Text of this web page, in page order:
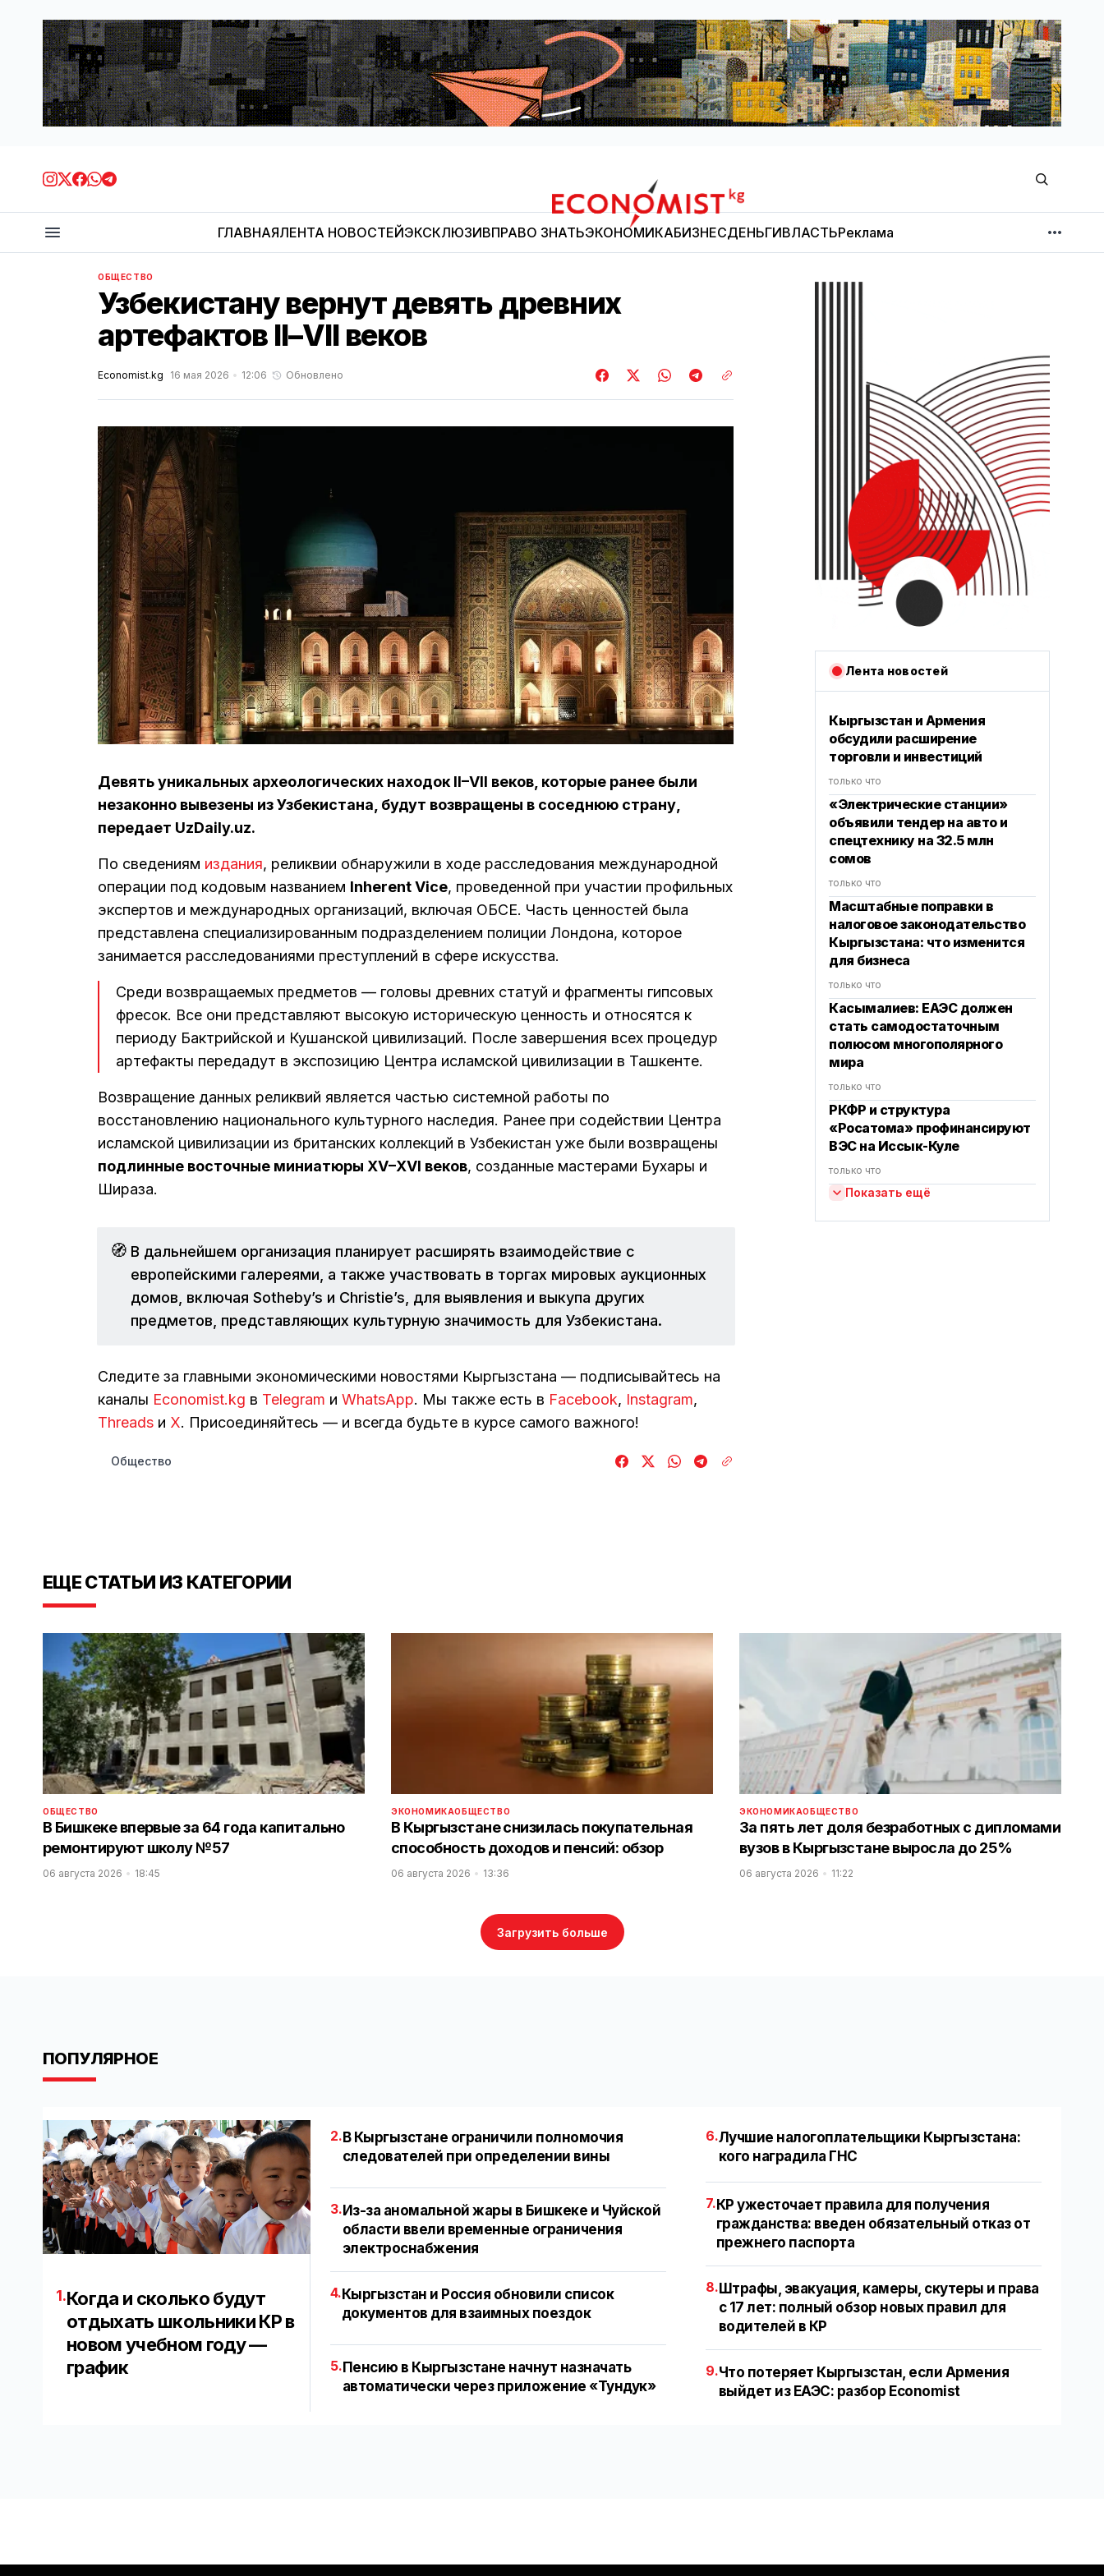
Economist.kg
ГЛАВНАЯЛЕНТА НОВОСТЕЙЭКСКЛЮЗИВПРАВО ЗНАТЬЭКОНОМИКАБИЗНЕСДЕНЬГИВЛАСТЬРеклама
МНЕНИЕ
ОБЩЕСТВО
Узбекистану вернут девять древних
артефактов II–VII веков
Economist.kg 16 мая 2026 12:06 Обновлено
Девять уникальных археологических находок II–VII веков, которые ранее были
незаконно вывезены из Узбекистана, будут возвращены в соседнюю страну,
передает UzDaily.uz.
По сведениям издания, реликвии обнаружили в ходе расследования международной
операции под кодовым названием Inherent Vice, проведенной при участии профильных
экспертов и международных организаций, включая ОБСЕ. Часть ценностей была
представлена специализированным подразделением полиции Лондона, которое
занимается расследованиями преступлений в сфере искусства.
Среди возвращаемых предметов — головы древних статуй и фрагменты гипсовых
фресок. Все они представляют высокую историческую ценность и относятся к
периоду Бактрийской и Кушанской цивилизаций. После завершения всех процедур
артефакты передадут в экспозицию Центра исламской цивилизации в Ташкенте.
Возвращение данных реликвий является частью системной работы по
восстановлению национального культурного наследия. Ранее при содействии Центра
исламской цивилизации из британских коллекций в Узбекистан уже были возвращены
подлинные восточные миниатюры XV–XVI веков, созданные мастерами Бухары и
Шираза.
🧭 В дальнейшем организация планирует расширять взаимодействие с
европейскими галереями, а также участвовать в торгах мировых аукционных
домов, включая Sotheby’s и Christie’s, для выявления и выкупа других
предметов, представляющих культурную значимость для Узбекистана.
Следите за главными экономическими новостями Кыргызстана — подписывайтесь на
каналы Economist.kg в Telegram и WhatsApp. Мы также есть в Facebook, Instagram,
Threads и Х. Присоединяйтесь — и всегда будьте в курсе самого важного!
Общество
Лента новостей
Кыргызстан и Армения
обсудили расширение
торговли и инвестиций
только что
«Электрические станции»
объявили тендер на авто и
спецтехнику на 32.5 млн
сомов
только что
Масштабные поправки в
налоговое законодательство
Кыргызстана: что изменится
для бизнеса
только что
Касымалиев: ЕАЭС должен
стать самодостаточным
полюсом многополярного
мира
только что
РКФР и структура
«Росатома» профинансируют
ВЭС на Иссык-Куле
только что
Показать ещё
ЕЩЕ СТАТЬИ ИЗ КАТЕГОРИИ
ОБЩЕСТВО
В Бишкеке впервые за 64 года капитально
ремонтируют школу №57
06 августа 2026 18:45
ЭКОНОМИКАОБЩЕСТВО
В Кыргызстане снизилась покупательная
способность доходов и пенсий: обзор
06 августа 2026 13:36
ЭКОНОМИКАОБЩЕСТВО
За пять лет доля безработных с дипломами
вузов в Кыргызстане выросла до 25%
06 августа 2026 11:22
Загрузить больше
ПОПУЛЯРНОЕ
1.Когда и сколько будут
отдыхать школьники КР в
новом учебном году —
график
2. В Кыргызстане ограничили полномочия
следователей при определении вины
3.Из-за аномальной жары в Бишкеке и Чуйской
области ввели временные ограничения
электроснабжения
4.Кыргызстан и Россия обновили список
документов для взаимных поездок
5.Пенсию в Кыргызстане начнут назначать
автоматически через приложение «Тундук»
6.Лучшие налогоплательщики Кыргызстана:
кого наградила ГНС
7. КР ужесточает правила для получения
гражданства: введен обязательный отказ от
прежнего паспорта
8. Штрафы, эвакуация, камеры, скутеры и права
с 17 лет: полный обзор новых правил для
водителей в КР
9.Что потеряет Кыргызстан, если Армения
выйдет из ЕАЭС: разбор Economist